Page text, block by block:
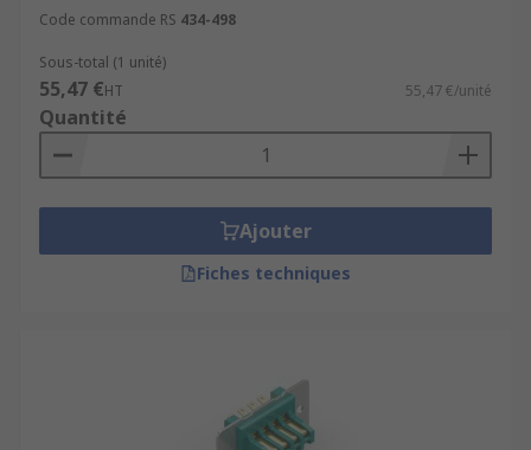
Code commande RS 434-498
Sous-total (1 unité)
55,47 €HT 55,47 €/unité
Quantité
Ajouter
Fiches techniques